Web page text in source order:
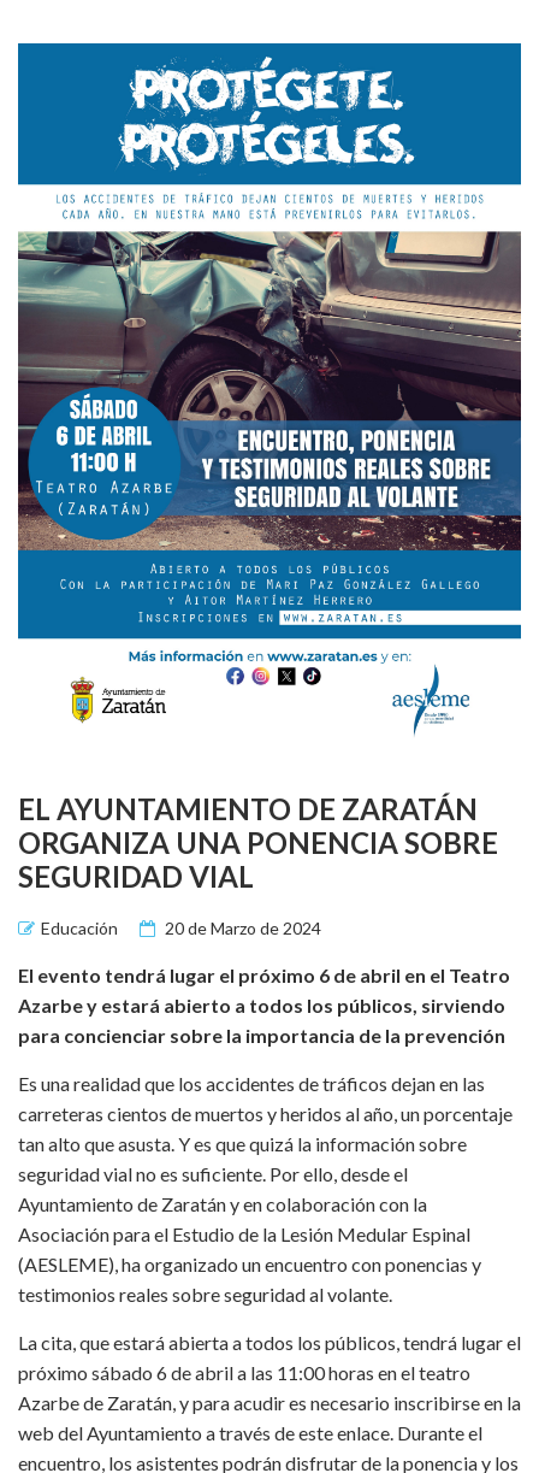
EL AYUNTAMIENTO DE ZARATÁN
ORGANIZA UNA PONENCIA SOBRE
SEGURIDAD VIAL
Educación 20 de Marzo de 2024
El evento tendrá lugar el próximo 6 de abril en el Teatro
Azarbe y estará abierto a todos los públicos, sirviendo
para concienciar sobre la importancia de la prevención
Es una realidad que los accidentes de tráficos dejan en las
carreteras cientos de muertos y heridos al año, un porcentaje
tan alto que asusta. Y es que quizá la información sobre
seguridad vial no es suficiente. Por ello, desde el
Ayuntamiento de Zaratán y en colaboración con la
Asociación para el Estudio de la Lesión Medular Espinal
(AESLEME), ha organizado un encuentro con ponencias y
testimonios reales sobre seguridad al volante.
La cita, que estará abierta a todos los públicos, tendrá lugar el
próximo sábado 6 de abril a las 11:00 horas en el teatro
Azarbe de Zaratán, y para acudir es necesario inscribirse en la
web del Ayuntamiento a través de este enlace . Durante el
encuentro, los asistentes podrán disfrutar de la ponencia y los